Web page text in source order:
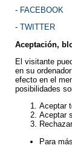
- FACEBOOK
- TWITTER
Aceptación,
El visitante
en su
efecto en el
posibilidades
Aceptar
Aceptar
Para